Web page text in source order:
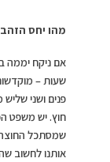
מהו יחס
שעות –
פנים ושני
חוץ. יש משפט
שמסתכל החוצה
אותנו לחשוב